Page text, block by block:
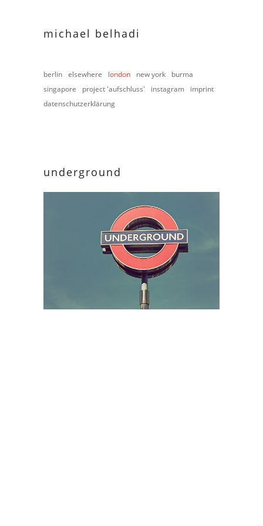
michael belhadi
berlin elsewhere london new york
burma
singapore
project 'aufschluss' instagram
imprint
datenschutzerklärung
underground